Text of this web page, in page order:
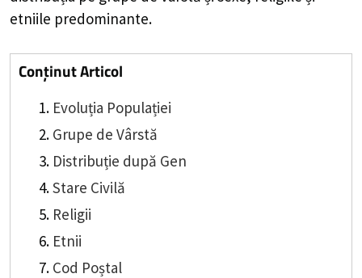
etniile predominante.
Conținut Articol
Evoluția Populației
Grupe de Vârstă
Distribuție după Gen
Stare Civilă
Religii
Etnii
Cod Poștal